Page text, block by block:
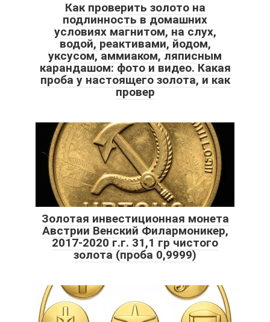
Как проверить золото на
подлинность в домашних
условиях магнитом, на слух,
водой, реактивами, йодом,
уксусом, аммиаком, ляписным
карандашом: фото и видео. Какая
проба у настоящего золота, и как
провер
Золотая инвестиционная монета
Австрии Венский Филармоникер,
2017-2020 г.г. 31,1 гр чистого
золота (проба 0,9999)